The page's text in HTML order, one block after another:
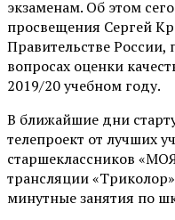
экзаменам. Об этом
просвещения Сергей
Правительстве
вопросах оценки
2019/20 учебном году.
В ближайшие дни
телепроект от лучших
старшеклассников
трансляции
минутные занятия по